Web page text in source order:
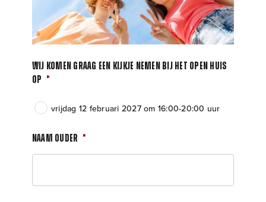
Wij komen graag een kijkje nemen bij het Open Huis
op *
vrijdag 12 februari 2027 om 16:00-20:00 uur
Naam ouder *